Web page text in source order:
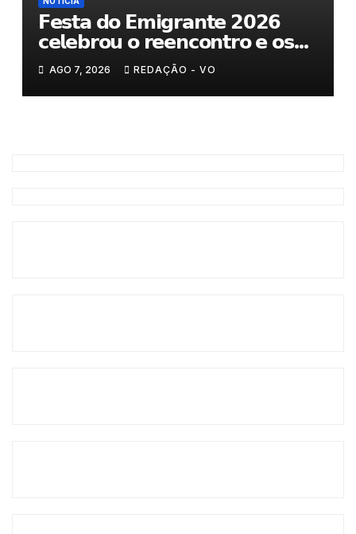
𝗙𝗲𝘀𝘁𝗮 𝗱𝗼 𝗘𝗺𝗶𝗴𝗿𝗮𝗻𝘁𝗲 𝟮𝟬𝟮𝟲
𝗰𝗲𝗹𝗲𝗯𝗿𝗼𝘂 𝗼 𝗿𝗲𝗲𝗻𝗰𝗼𝗻𝘁𝗿𝗼 𝗲 𝗼𝘀
𝗹𝗮𝗰̧𝗼𝘀 𝗾𝘂𝗲 𝘂𝗻𝗲𝗺 𝗠𝘂𝗿𝗰̧𝗮
AGO 7, 2026 REDAÇÃO - VO